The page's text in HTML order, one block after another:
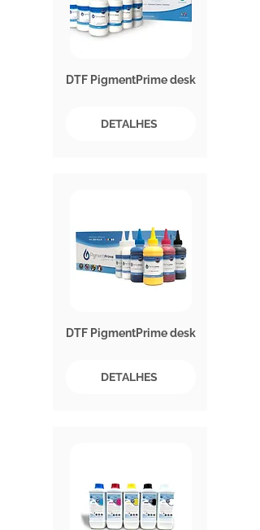
DTF PigmentPrime desk
DETALHES
DTF PigmentPrime desk
DETALHES